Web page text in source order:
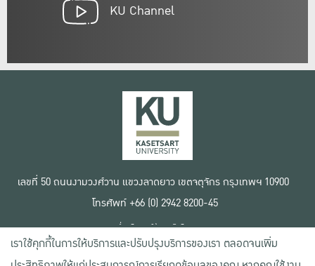
KU Channel
เลขที่ 50 ถนนงามวงศ์วาน แขวงลาดยาว เขตจตุจักร กรุงเทพฯ 10900
โทรศัพท์ +66 (0) 2942 8200-45
เงื่อนไขการใช้งานเว็บไซต์
ข้อตกลงด้านสิทธิ์ใช้งาน
นโยบายความเป็นส่วนตัว
เราใช้คุกกี้ในการให้บริการและปรับปรุงบริการของเรา ตลอดจนเพิ่ม